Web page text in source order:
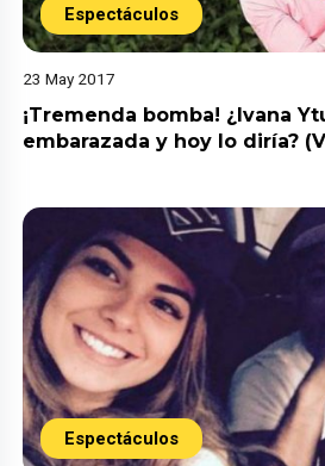
Espectáculos
23 May 2017
¡Tremenda bomba! ¿Ivana
embarazada y hoy lo diría?
Espectáculos